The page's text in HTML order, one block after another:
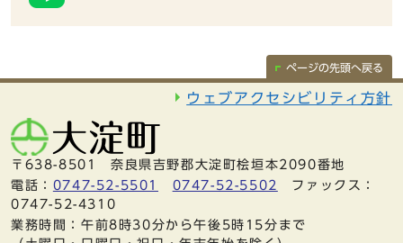
ページの先頭へ戻る
ウェブアクセシビリティ方針
〒638-8501 奈良県吉野郡大淀町桧垣本2090番地
電話： 0747-52-5501 0747-52-5502
ファックス：
0747-52-4310
業務時間：午前8時30分から午後5時15分まで